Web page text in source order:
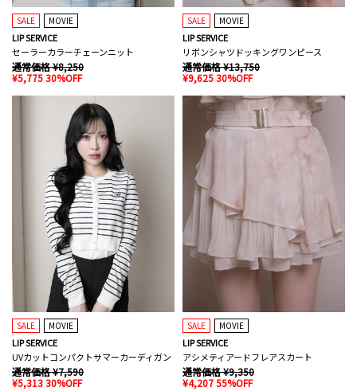
SALE MOVIE
LIP SERVICE
セーラーカラーチェーンニット
通常価格 ¥8,250
¥5,775 30%OFF
SALE MOVIE
LIP SERVICE
リボンシャツドッキングワンピース
通常価格 ¥13,750
¥9,625 30%OFF
SALE MOVIE
LIP SERVICE
UVカットコンパクトサマーカーディガン
通常価格 ¥7,590
¥5,313 30%OFF
SALE MOVIE
LIP SERVICE
アシメティアードフレアスカート
通常価格 ¥9,350
¥4,207 55%OFF